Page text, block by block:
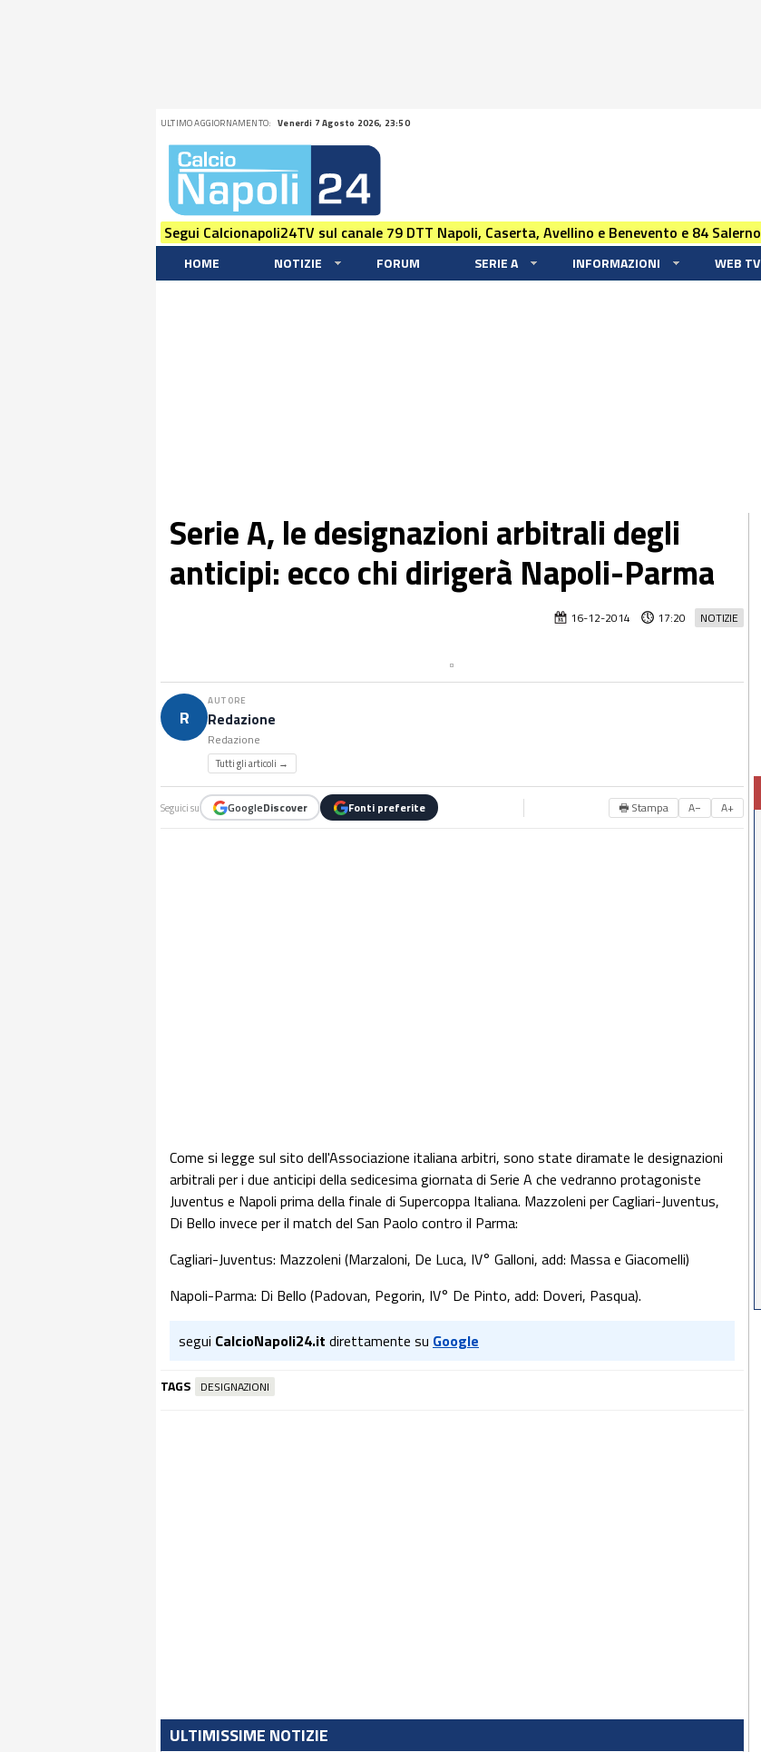
ULTIMO AGGIORNAMENTO: Venerdi 7 Agosto 2026, 23:50
Segui Calcionapoli24TV sul canale 79 DTT Napoli, Caserta, Avellino e Benevento e 84 Salerno
HOME NOTIZIE FORUM SERIE A INFORMAZIONI WEB TV
Serie A, le designazioni arbitrali degli
anticipi: ecco chi dirigerà Napoli-Parma
NOTIZIE
16-12-2014 17:20
R
AUTORE
Redazione
Redazione
Tutti gli articoli →
Seguici su GoogleDiscover Fonti preferite 🖶 Stampa A− A+
Come si legge sul sito dell'Associazione italiana arbitri, sono state diramate le designazioni
arbitrali per i due anticipi della sedicesima giornata di Serie A che vedranno protagoniste
Juventus e Napoli prima della finale di Supercoppa Italiana. Mazzoleni per Cagliari-Juventus,
Di Bello invece per il match del San Paolo contro il Parma:
Cagliari-Juventus: Mazzoleni (Marzaloni, De Luca, IV° Galloni, add: Massa e Giacomelli)
Napoli-Parma: Di Bello (Padovan, Pegorin, IV° De Pinto, add: Doveri, Pasqua).
segui CalcioNapoli24.it direttamente su Google
TAGS DESIGNAZIONI
ULTIMISSIME NOTIZIE